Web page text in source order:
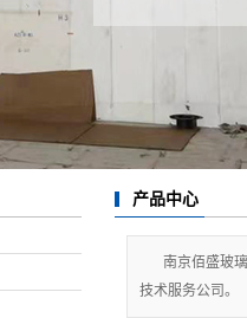
产品中心
南京佰盛玻
技术服务公司。